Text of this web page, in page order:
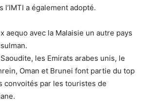
l’IMTI a également adopté.
aequo avec la Malaisie un autre pays
Saoudite, les Emirats arabes unis, le
Oman et Brunei font partie du top
convoités par les touristes de